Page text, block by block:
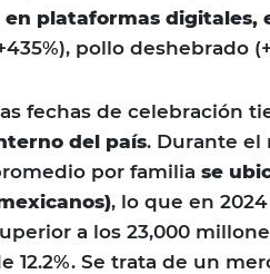
en plataformas digitales,
pollo deshebrado
fechas de celebración
del país. Durante el
por familia se
, lo que en
a los 23,000
12.2%. Se trata de un